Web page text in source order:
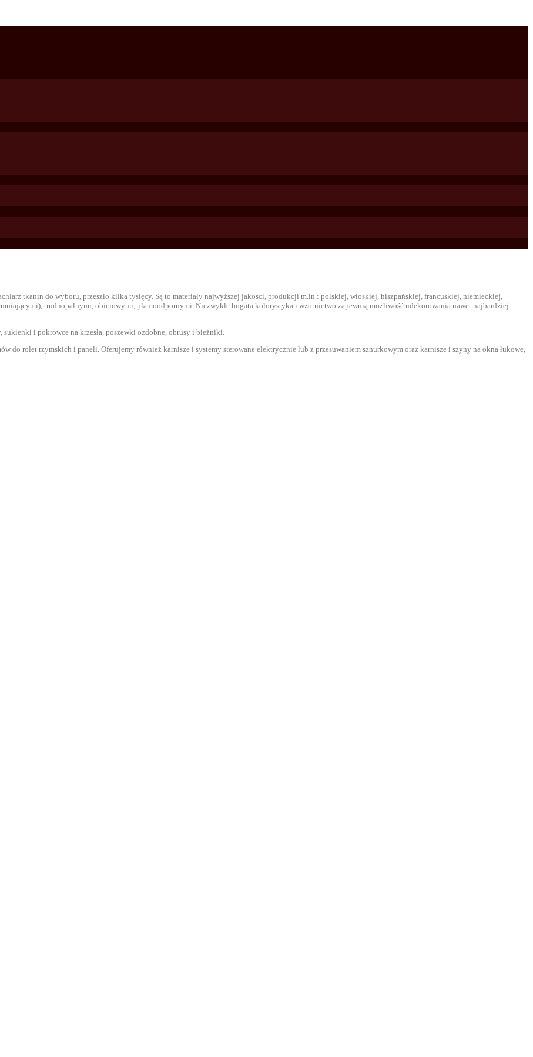
tkanin do wyboru, przeszło kilka tysięcy. Są to materiały najwyższej jakości, produkcji m.in.: polskiej, włoskiej, hiszpańskiej, francuskiej, niemieckiej,
trudnopalnymi, obiciowymi, plamoodpornymi. Niezwykle bogata kolorystyka i wzornictwo zapewnią możliwość udekorowania nawet najbardziej
sukienki i pokrowce na krzesła, poszewki ozdobne, obrusy i bieżniki.
do rolet rzymskich i paneli. Oferujemy również karnisze i systemy sterowane elektrycznie lub z przesuwaniem sznurkowym oraz karnisze i szyny na okna łukowe,